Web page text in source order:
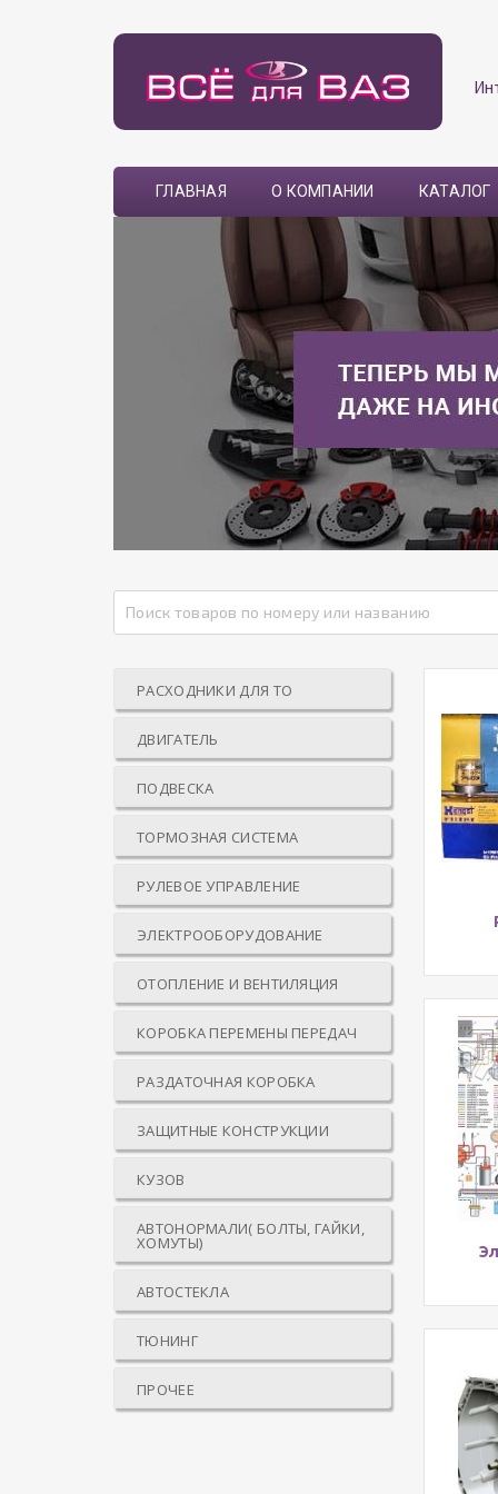
ГЛАВНАЯ О КОМПАНИИ КАТАЛОГ
РАСХОДНИКИ ДЛЯ ТО
ДВИГАТЕЛЬ
ПОДВЕСКА
ТОРМОЗНАЯ СИСТЕМА
РУЛЕВОЕ УПРАВЛЕНИЕ
ЭЛЕКТРООБОРУДОВАНИЕ
ОТОПЛЕНИЕ И ВЕНТИЛЯЦИЯ
КОРОБКА ПЕРЕМЕНЫ ПЕРЕДАЧ
РАЗДАТОЧНАЯ КОРОБКА
ЗАЩИТНЫЕ КОНСТРУКЦИИ
КУЗОВ
АВТОНОРМАЛИ( БОЛТЫ, ГАЙКИ,
ХОМУТЫ)
АВТОСТЕКЛА
ТЮНИНГ
ПРОЧЕЕ